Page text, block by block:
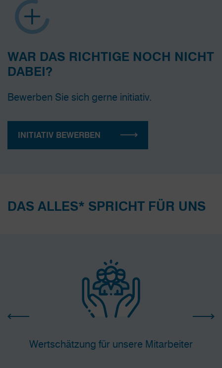
WAR DAS RICHTIGE NOCH NICHT
DABEI?
Bewerben Sie sich gerne initiativ.
INITIATIV BEWERBEN
DAS ALLES* SPRICHT FÜR UNS
Wertschätzung für unsere Mitarbeiter